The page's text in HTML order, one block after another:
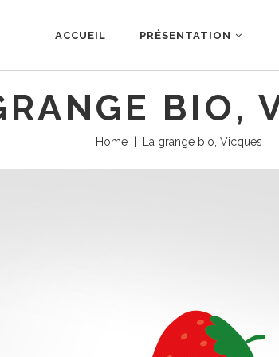
ACCUEIL PRÉSENTATION
BIO,
Home| La grange bio, Vicques